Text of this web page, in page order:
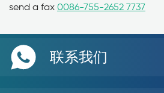
send a fax 0086-755-2652 7737
联系我们